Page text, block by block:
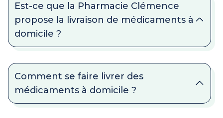
Est-ce que la Pharmacie Clémence
propose la livraison de médicaments à
domicile ?
Comment se faire livrer des
médicaments à domicile ?